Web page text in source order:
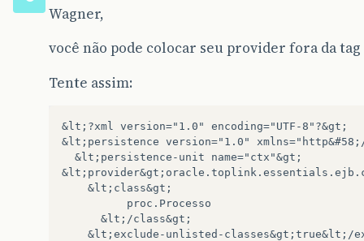
Wagner,
você não pode colocar seu provider fora da
Tente assim:
&lt;?xml version="1.0" encoding="UTF-8"?&gt;
&lt;persistence version="1.0"
  &lt;persistence-unit name="ctx"&gt;
    &lt;class&gt;
          proc.Processo
      &lt;/class&gt;
&lt;exclude-unlisted-classes&gt;true&lt;/